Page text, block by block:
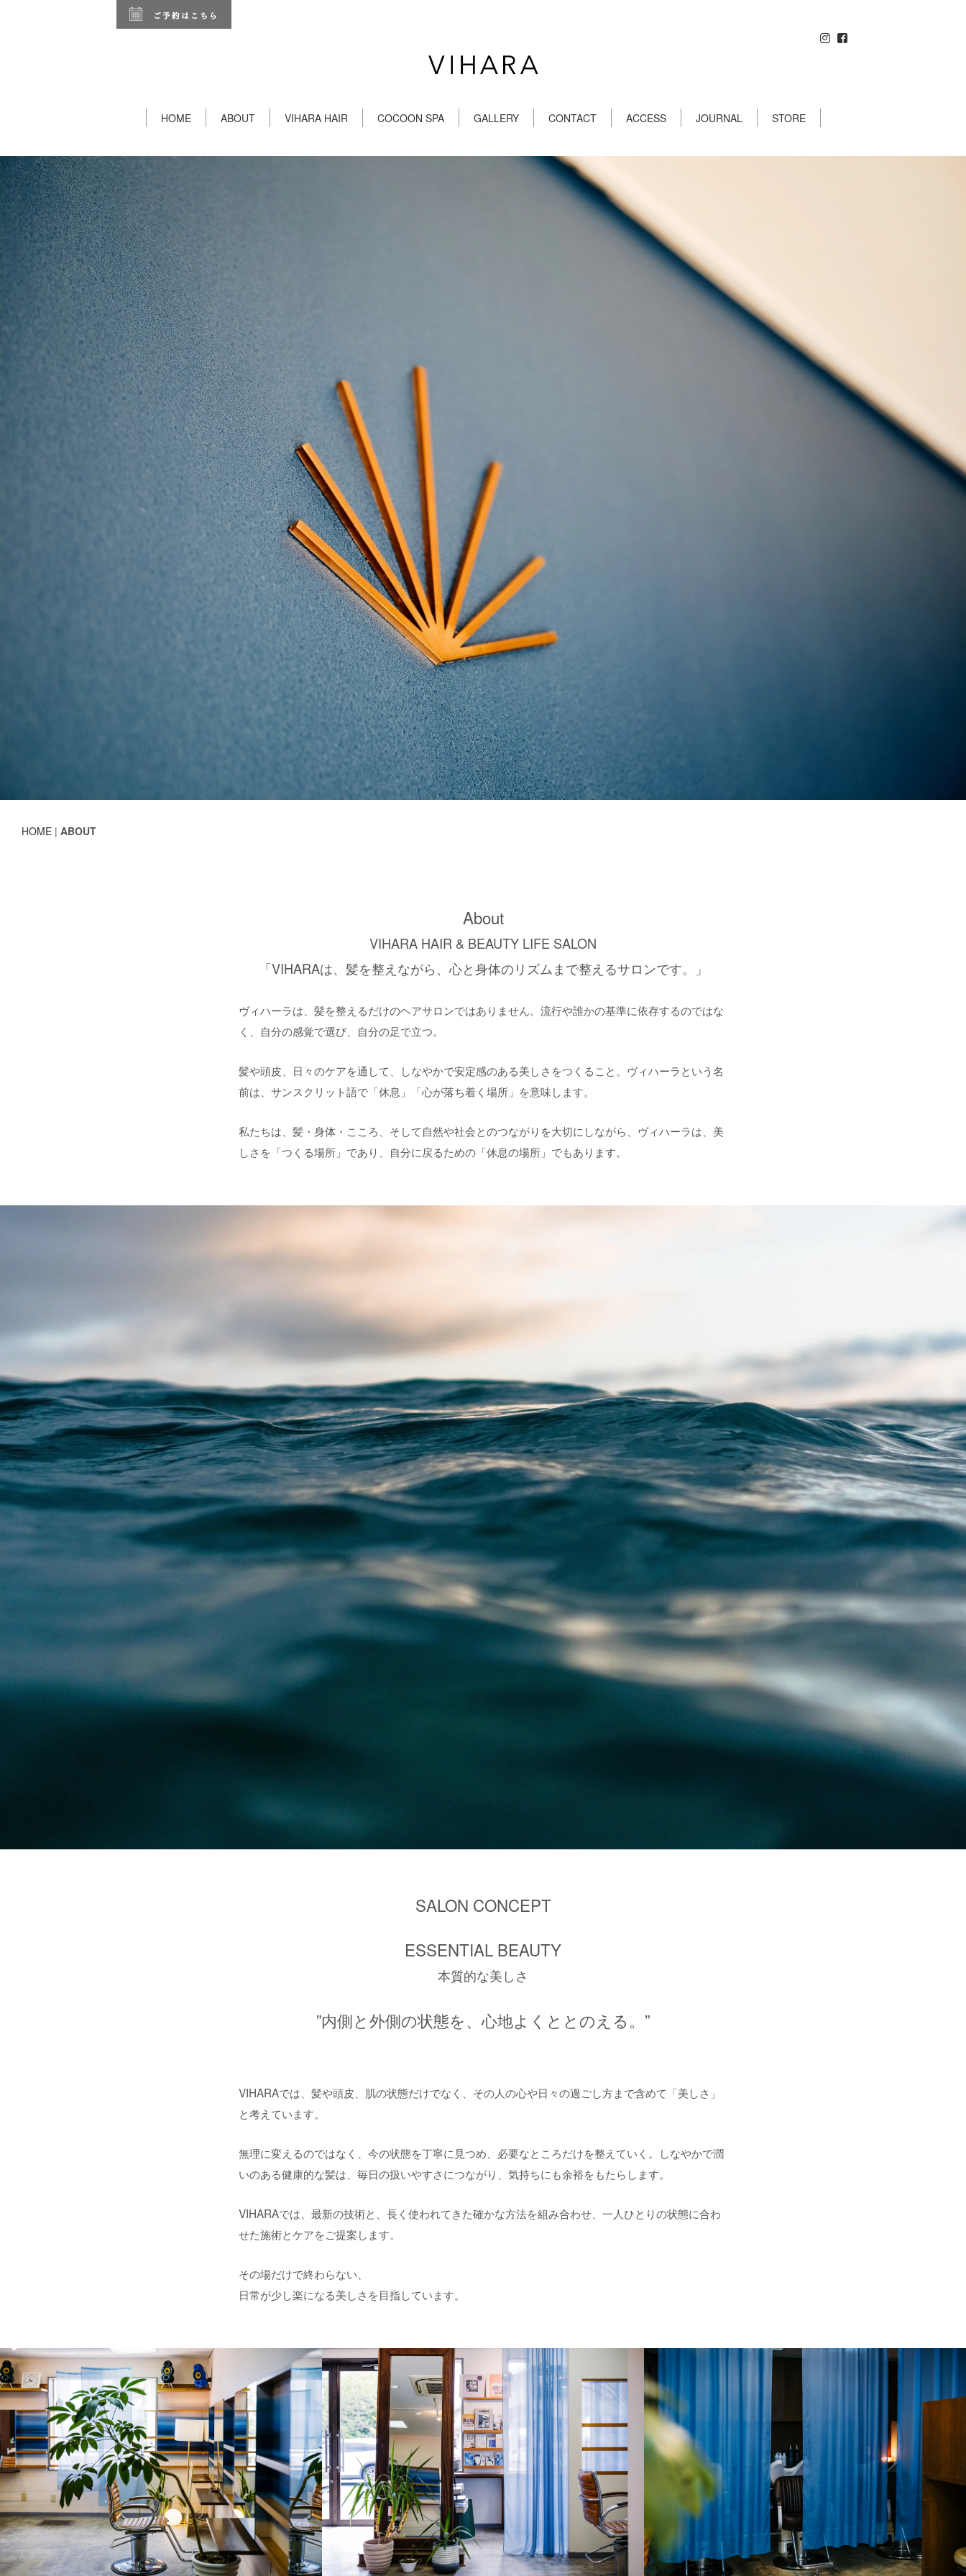
HOME ABOUT VIHARA HAIR COCOON SPA GALLERY CONTACT ACCESS JOURNAL STORE
HOME | ABOUT
About
VIHARA HAIR & BEAUTY LIFE SALON
「VIHARAは、髪を整えながら、心と身体のリズムまで整えるサロンです。」
ヴィハーラは、髪を整えるだけのヘアサロンではありません。流行や誰かの基準に依存するのではな
く、自分の感覚で選び、自分の足で立つ。
髪や頭皮、日々のケアを通して、しなやかで安定感のある美しさをつくること。ヴィハーラという名
前は、サンスクリット語で「休息」「心が落ち着く場所」を意味します。
私たちは、髪・身体・こころ、そして自然や社会とのつながりを大切にしながら、ヴィハーラは、美
しさを「つくる場所」であり、自分に戻るための「休息の場所」でもあります。
SALON CONCEPT
ESSENTIAL BEAUTY
本質的な美しさ
”内側と外側の状態を、心地よくととのえる。”
VIHARAでは、髪や頭皮、肌の状態だけでなく、その人の心や日々の過ごし方まで含めて「美しさ」
と考えています。
無理に変えるのではなく、今の状態を丁寧に見つめ、必要なところだけを整えていく。
しなやかで潤
いのある健康的な髪は、毎日の扱いやすさにつながり、気持ちにも余裕をもたらします。
VIHARAでは、最新の技術と、長く使われてきた確かな方法を組み合わせ、一人ひとりの状態に合わ
せた施術とケアをご提案します。
その場だけで終わらない、
日常が少し楽になる美しさを目指しています。